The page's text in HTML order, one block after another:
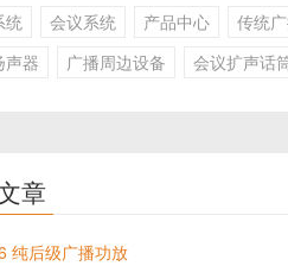
统 会议系统 产品中心
传统
声器
广播周边设备 会议扩声话
章
纯后级广播功放